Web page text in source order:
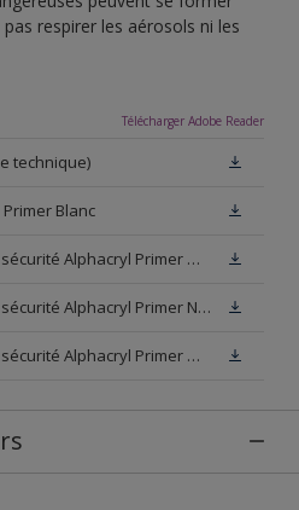
respirer les aérosols ni les
Télécharger Adobe Reader
technique)
Blanc
Fiche de données de sécurité Alphacryl Primer W05 (SDS)
Fiche de données de sécurité Alphacryl Primer N00 (SDS)
Fiche de données de sécurité Alphacryl Primer White (SDS)